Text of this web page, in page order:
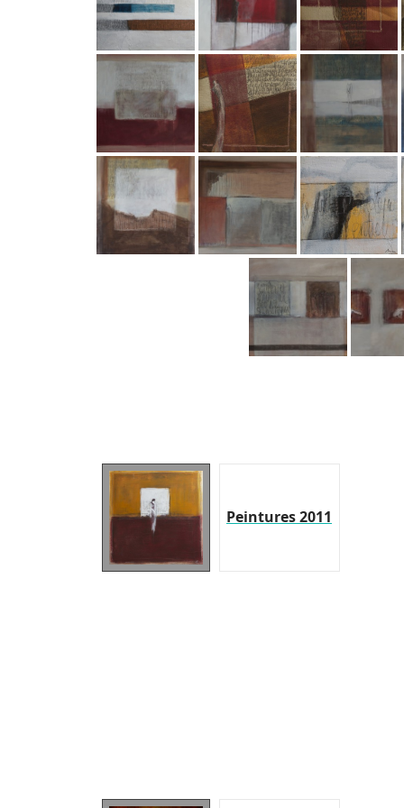
Peintures 2011